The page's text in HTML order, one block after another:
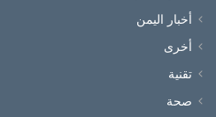
أخبار اليمن
أخرى
تقنية
صحة